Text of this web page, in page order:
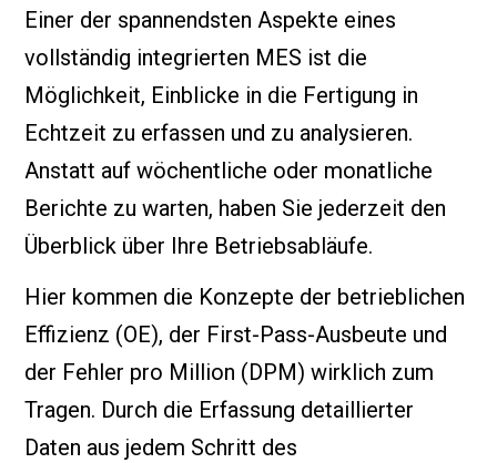
Einer der spannendsten Aspekte eines
vollständig integrierten MES ist die
Möglichkeit, Einblicke in die Fertigung in
Echtzeit zu erfassen und zu analysieren.
Anstatt auf wöchentliche oder monatliche
Berichte zu warten, haben Sie jederzeit den
Überblick über Ihre Betriebsabläufe.
Hier kommen die Konzepte der betrieblichen
Effizienz (OE), der First-Pass-Ausbeute und
der Fehler pro Million (DPM) wirklich zum
Tragen. Durch die Erfassung detaillierter
Daten aus jedem Schritt des